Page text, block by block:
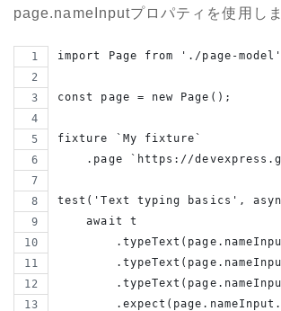
page.nameInputプロパティを使用しま
import Page from './page-
const page = new Page();
fixture `My fixture`
.page `https://
test('Text typing basics',
    await t